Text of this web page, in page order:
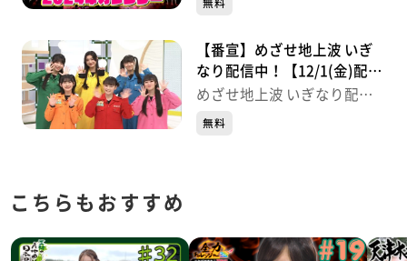
無料
【番宣】めざせ地上波 いぎ
なり配信中！【12/1(金)配信
開始】
めざせ地上波 いぎなり配信
中！
無料
こちらもおすすめ